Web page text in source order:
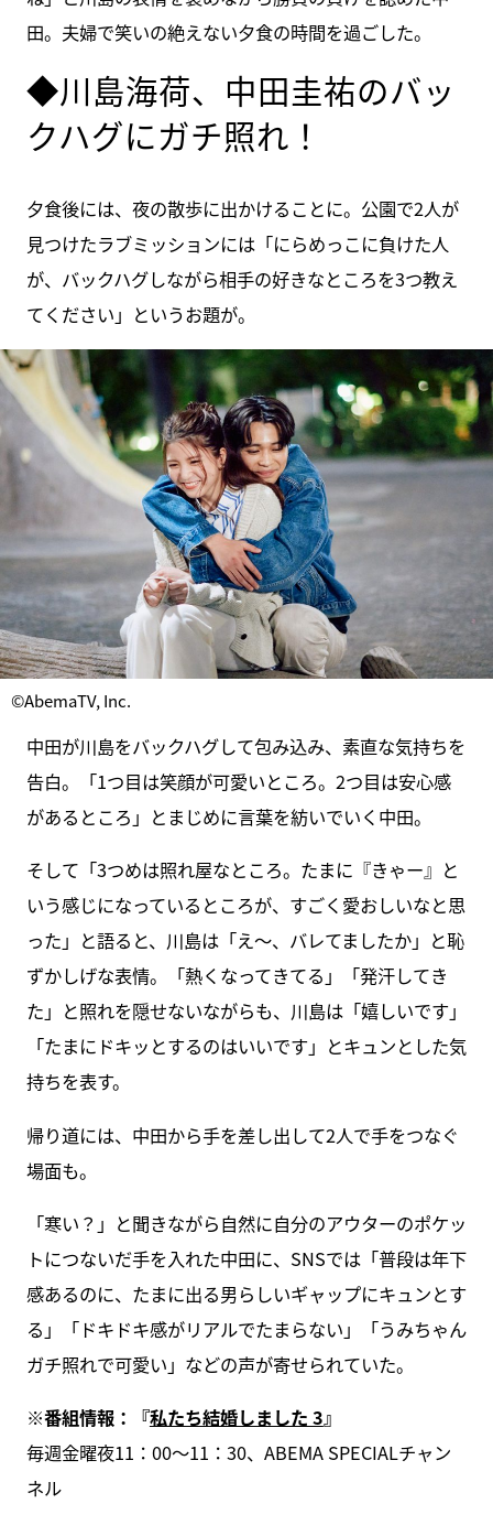
田。夫婦で笑いの絶えない夕食の時間を過ごした。
◆川島海荷、中田圭祐のバッ
クハグにガチ照れ！
夕食後には、夜の散歩に出かけることに。公園で2人が
見つけたラブミッションには「にらめっこに負けた人
が、バックハグしながら相手の好きなところを3つ教え
てください」というお題が。
©AbemaTV, Inc.
中田が川島をバックハグして包み込み、素直な気持ちを
告白。「1つ目は笑顔が可愛いところ。2つ目は安心感
があるところ」とまじめに言葉を紡いでいく中田。
そして「3つめは照れ屋なところ。たまに『きゃー』と
いう感じになっているところが、すごく愛おしいなと思
った」と語ると、川島は「え～、バレてましたか」と恥
ずかしげな表情。「熱くなってきてる」「発汗してき
た」と照れを隠せないながらも、川島は「嬉しいです」
「たまにドキッとするのはいいです」とキュンとした気
持ちを表す。
帰り道には、中田から手を差し出して2人で手をつなぐ
場面も。
「寒い？」と聞きながら自然に自分のアウターのポケッ
トにつないだ手を入れた中田に、SNSでは「普段は年下
感あるのに、たまに出る男らしいギャップにキュンとす
る」「ドキドキ感がリアルでたまらない」「うみちゃん
ガチ照れで可愛い」などの声が寄せられていた。
※番組情報：『私たち結婚しました 3』
毎週金曜夜11：00～11：30、ABEMA SPECIALチャン
ネル